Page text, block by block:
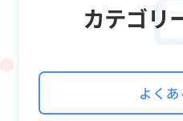
突破の値は「+99」ま
越の果実」を使用する
「+198」まで各種果実
ります。
カテゴリ
よく